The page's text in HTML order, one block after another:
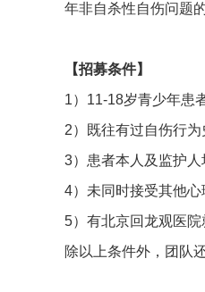
年非自杀性自伤问题
【招募条件】
1）11-18岁青少年患
2）既往有过自伤行
3）患者本人及监护
4）未同时接受其他心
5）有北京回龙观医院
除以上条件外，团队